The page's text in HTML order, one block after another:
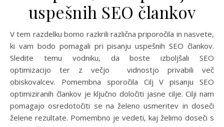
uspešnih SEO člankov
V tem razdelku bomo razkrili različna priporočila in nasvete,
ki vam bodo pomagali pri pisanju uspešnih SEO člankov.
Sledite temu vodniku, da boste izboljšali SEO
optimizacijo ter z večjo vidnostjo privabili več
obiskovalcev. Pomembna sporočila Cilj V pisanju SEO
optimiziranih člankov je ključno določiti jasne cilje. Cilji nam
pomagajo osredotočiti se na želeno usmeritev in doseči
želene rezultate. Pomembno je vedeti, kaj želimo doseči s